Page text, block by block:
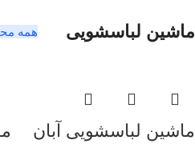
ماشین لباسشویی همه
ماشین لباسشویی آبان